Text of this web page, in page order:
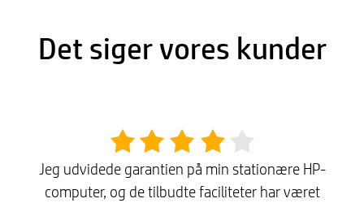
Det siger vores kunder
Jeg udvidede garantien på min stationære HP-
computer, og de tilbudte faciliteter har været